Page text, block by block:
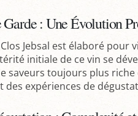
: Une Évolution
Jebsal est élaboré pour
initiale de ce vin se
saveurs toujours plus
des expériences de